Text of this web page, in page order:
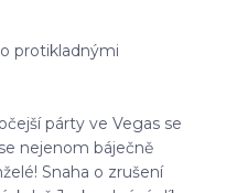
protikladnými
párty ve Vegas se
nejenom báječně
Snaha o zrušení